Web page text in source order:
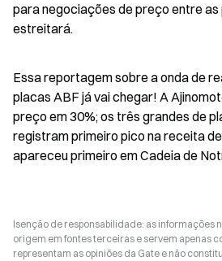
para negociações de preço entre
estreitará.
Essa reportagem sobre a onda de
placas ABF já vai chegar! A
preço em 30%; os três grandes de
registram primeiro pico na receita
apareceu primeiro em Cadeia de
Isenção de responsabilidade: as informações
origem em fontes terceiras e servem apenas
representam as opiniões da Gate e não